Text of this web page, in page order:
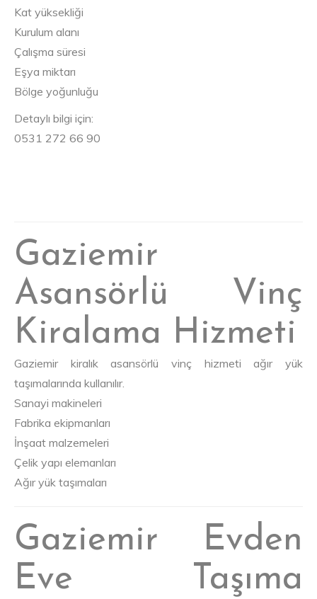
Kat yüksekliği
Kurulum alanı
Çalışma süresi
Eşya miktarı
Bölge yoğunluğu
Detaylı bilgi için:
0531 272 66 90
Gaziemir
Asansörlü Vinç
Kiralama Hizmeti
Gaziemir kiralık asansörlü vinç hizmeti ağır yük
taşımalarında kullanılır.
Sanayi makineleri
Fabrika ekipmanları
İnşaat malzemeleri
Çelik yapı elemanları
Ağır yük taşımaları
Gaziemir Evden
Eve Taşıma